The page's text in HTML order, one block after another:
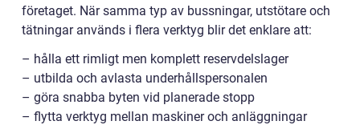
företaget. När samma typ av bussningar, utstötare och
tätningar används i flera verktyg blir det enklare att:
– hålla ett rimligt men komplett reservdelslager
– utbilda och avlasta underhållspersonalen
– göra snabba byten vid planerade stopp
– flytta verktyg mellan maskiner och anläggningar